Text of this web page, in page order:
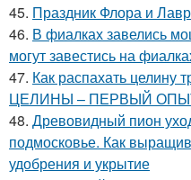
45. Праздник Флора и
46. В фиалках завелись
могут завестись на
47. Как распахать
ЦЕЛИНЫ – ПЕРВЫЙ
48. Древовидный пион
подмосковье. Как
удобрения и укрытие